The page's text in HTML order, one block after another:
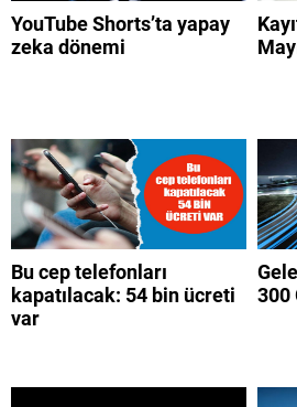
YouTube Shorts’ta yapay
zeka dönemi
Bu cep telefonları
kapatılacak: 54 bin ücreti
var
300